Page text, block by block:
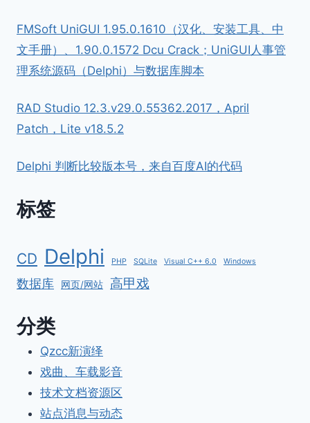
FMSoft UniGUI 1.95.0.1610（汉化、安装工具、中
文手册）、1.90.0.1572 Dcu Crack；UniGUI人事管
理系统源码（Delphi）与数据库脚本
RAD Studio 12.3.v29.0.55362.2017，April
Patch，Lite v18.5.2
Delphi 判断比较版本号，来自百度AI的代码
标签
CD Delphi PHP SQLite Visual C++ 6.0 Windows
数据库 网页/网站 高甲戏
分类
Qzcc新演绎
戏曲、车载影音
技术文档资源区
站点消息与动态